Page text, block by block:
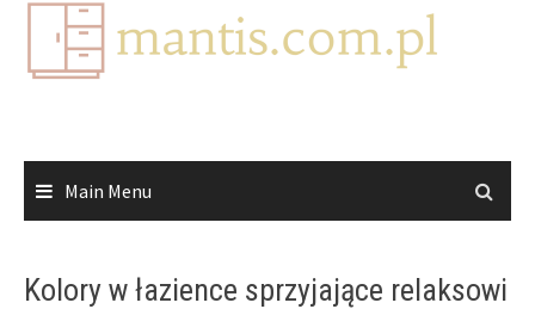
Skip
content
Main Menu
Kolory w łazience sprzyjające relaksowi